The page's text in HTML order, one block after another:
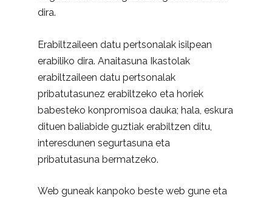
dira.
Erabiltzaileen datu pertsonalak isilpean
erabiliko dira. Anaitasuna Ikastolak
erabiltzaileen datu pertsonalak
pribatutasunez erabiltzeko eta horiek
babesteko konpromisoa dauka; hala, eskura
dituen baliabide guztiak erabiltzen ditu,
interesdunen segurtasuna eta
pribatutasuna bermatzeko.
Web guneak kanpoko beste web gune eta